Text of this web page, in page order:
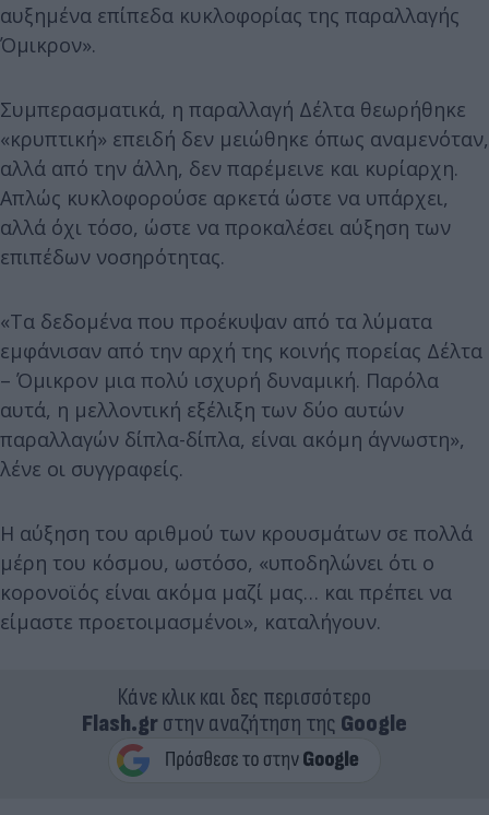
αυξημένα επίπεδα κυκλοφορίας της παραλλαγής
Όμικρον».
Συμπερασματικά, η παραλλαγή Δέλτα θεωρήθηκε
«κρυπτική» επειδή δεν μειώθηκε όπως αναμενόταν,
αλλά από την άλλη, δεν παρέμεινε και κυρίαρχη.
Απλώς κυκλοφορούσε αρκετά ώστε να υπάρχει,
αλλά όχι τόσο, ώστε να προκαλέσει αύξηση των
επιπέδων νοσηρότητας.
«Τα δεδομένα που προέκυψαν από τα λύματα
εμφάνισαν από την αρχή της κοινής πορείας Δέλτα
– Όμικρον μια πολύ ισχυρή δυναμική. Παρόλα
αυτά, η μελλοντική εξέλιξη των δύο αυτών
παραλλαγών δίπλα-δίπλα, είναι ακόμη άγνωστη»,
λένε οι συγγραφείς.
Η αύξηση του αριθμού των κρουσμάτων σε πολλά
μέρη του κόσμου, ωστόσο, «υποδηλώνει ότι ο
κορονοϊός είναι ακόμα μαζί μας… και πρέπει να
είμαστε προετοιμασμένοι», καταλήγουν.
Κάνε κλικ και δες περισσότερο
Flash.grστην αναζήτηση της Google